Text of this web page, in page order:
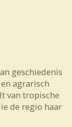
geschiedenis
agrarisch
van tropische
de regio haar